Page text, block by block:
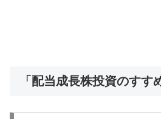
「配当成長株投資のすす